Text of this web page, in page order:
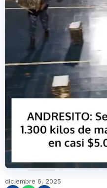
diciembre 6, 2025